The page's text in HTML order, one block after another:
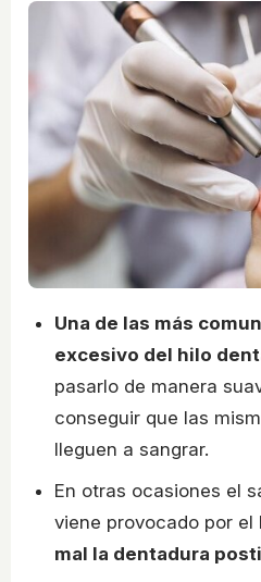
Una de las más
excesivo del hilo
pasarlo de manera
conseguir que las
lleguen a sangrar.
En otras ocasiones el
viene provocado por el
mal la dentadura